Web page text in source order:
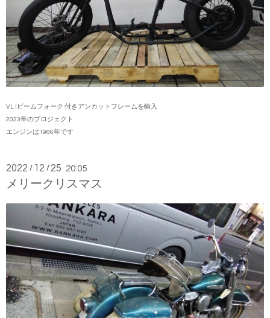
VL Iビームフォーク 付きアンカットフレームを輸入
2023年のプロジェクト
エンジンは1966年です
2022 / 12 / 25 20:05
メリークリスマス